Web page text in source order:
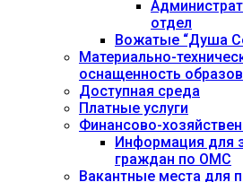
отдел
Вожатые “Душа
Материально-
оснащенность
Доступная среда
Платные услуги
Финансово-
Информация для
граждан по ОМС
Вакантные места для